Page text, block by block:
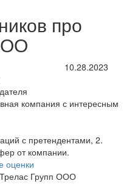
про
10.28.2023
компания с интересным
с претендентами, 2.
от компании.
оценки
Трелас Групп ООО